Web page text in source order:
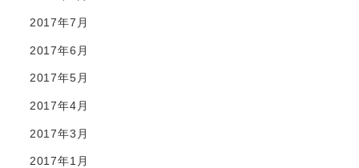
2017年7月
2017年6月
2017年5月
2017年4月
2017年3月
2017年1月